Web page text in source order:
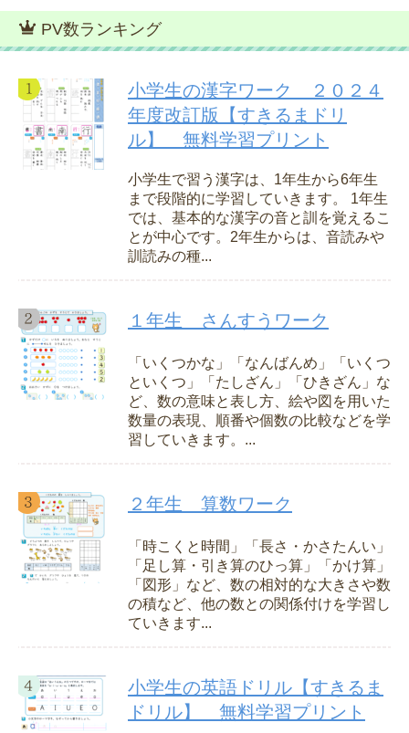
PV数ランキング
小学生の漢字ワーク ２０２４
年度改訂版【すきるまドリ
ル】 無料学習プリント
小学生で習う漢字は、1年生から6年生
まで段階的に学習していきます。 1年生
では、基本的な漢字の音と訓を覚えるこ
とが中心です。2年生からは、音読みや
訓読みの種...
１年生 さんすうワーク
「いくつかな」「なんばんめ」「いくつ
といくつ」「たしざん」「ひきざん」な
ど、数の意味と表し方、絵や図を用いた
数量の表現、順番や個数の比較などを学
習していきます。...
２年生 算数ワーク
「時こくと時間」「長さ・かさたんい」
「足し算・引き算のひっ算」「かけ算」
「図形」など、数の相対的な大きさや数
の積など、他の数との関係付けを学習し
ていきます...
小学生の英語ドリル【すきるま
ドリル】 無料学習プリント